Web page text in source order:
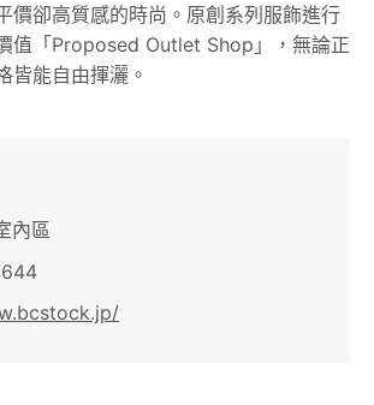
價卻高質感的時尚。原創系列服飾進行
值「Proposed Outlet Shop」，無論正
皆能自由揮灑。
內區